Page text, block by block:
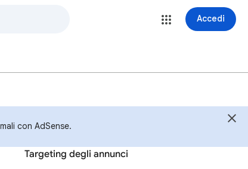
Accedi
con AdSense.
Targeting degli annunci